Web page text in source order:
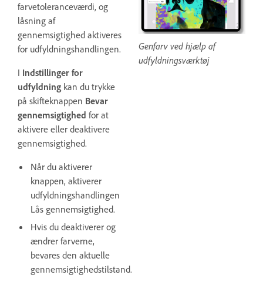
farvetoleranceværdi, og
låsning af
gennemsigtighed aktiveres
for udfyldningshandlingen.
I Indstillinger for
udfyldning kan du trykke
på skifteknappen Bevar
gennemsigtighed for at
aktivere eller deaktivere
gennemsigtighed.
Når du aktiverer
knappen, aktiverer
udfyldningshandlingen
Lås gennemsigtighed.
Hvis du deaktiverer og
ændrer farverne,
bevares den aktuelle
gennemsigtighedstilstand.
Genfarv ved hjælp af
udfyldningsværktøj